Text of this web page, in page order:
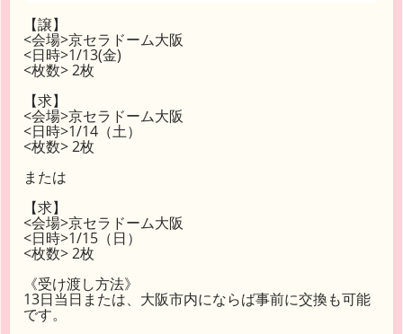
【譲】
<会場>京セラドーム大阪
<日時>1/13(金)
<枚数> 2枚
【求】
<会場>京セラドーム大阪
<日時>1/14（土）
<枚数> 2枚
または
【求】
<会場>京セラドーム大阪
<日時>1/15（日）
<枚数> 2枚
《受け渡し方法》
13日当日または、大阪市内にならば事前に交換も可能
です。